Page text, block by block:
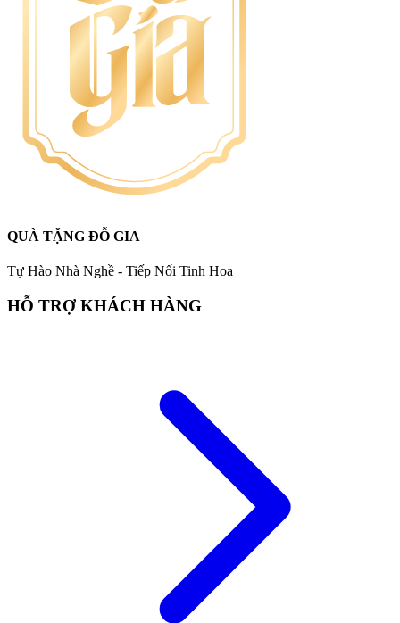
QUÀ TẶNG ĐỖ GIA
Tự Hào Nhà Nghề - Tiếp Nối Tinh Hoa
HỖ TRỢ KHÁCH HÀNG